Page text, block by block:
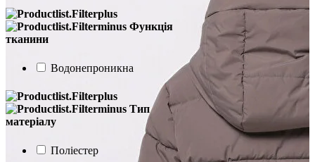
Функція
тканини
Водонепроникна
Тип
матеріалу
Поліестер